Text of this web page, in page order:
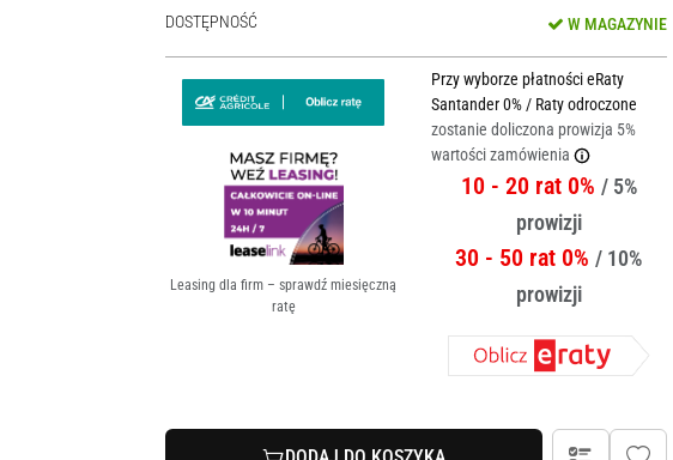
DOSTĘPNOŚĆ W MAGAZYNIE
Leasing dla firm – sprawdź miesięczną
ratę
Przy wyborze płatności eRaty
Santander 0% / Raty odroczone
zostanie doliczona prowizja 5%
wartości zamówienia
10 - 20 rat 0% / 5%
prowizji
30 - 50 rat 0%/ 10%
prowizji